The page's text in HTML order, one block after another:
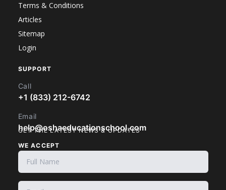
Terms & Conditions
Articles
Sitemap
Login
SUPPORT
Call
+1 (833) 212-6742
Email
help@oshaeducationschool.com
WE ACCEPT
GET THE LATEST NEWS & UPDATES